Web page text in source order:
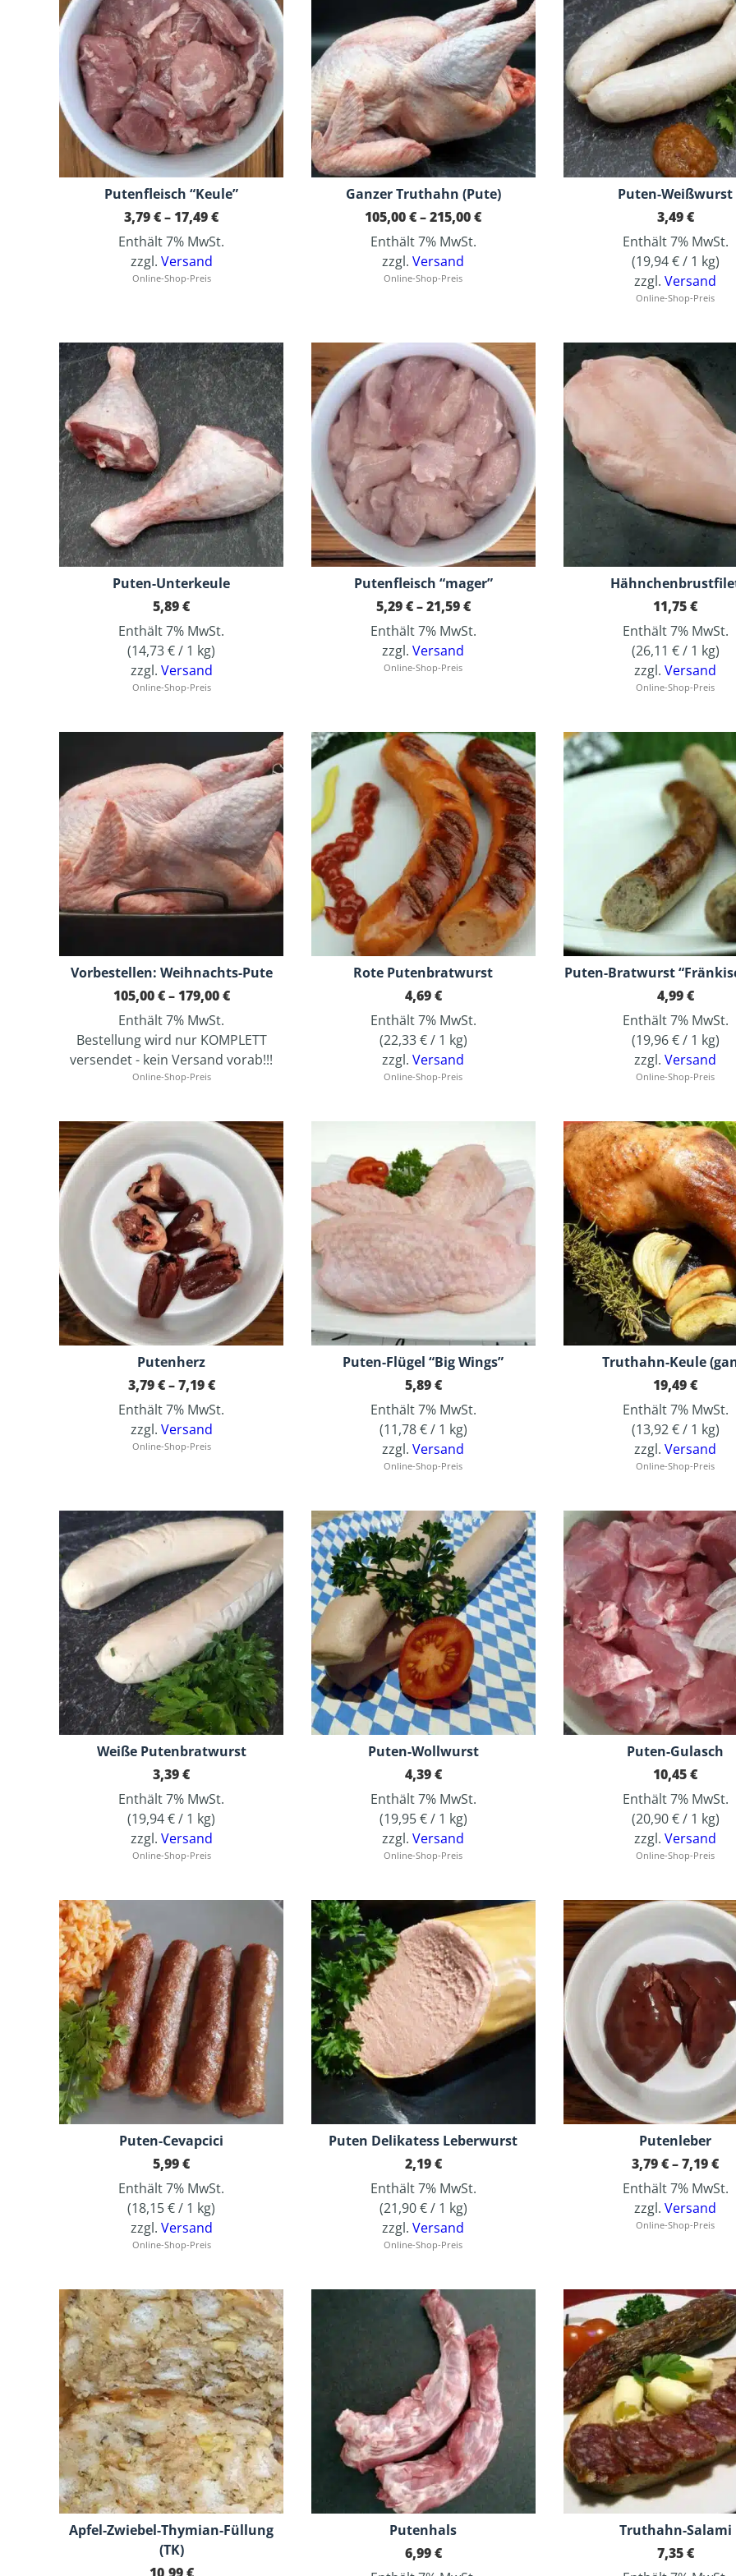
Putenfleisch “Keule”
3,79€– 17,49€Preisspanne:
bis
Enthält 7% MwSt.
zzgl. Versand
Online-Shop-Preis
Ganzer Truthahn (Pute)
105,00€–215,00€Preisspanne:
Enthält 7% MwSt.
zzgl.Versand
Online-Shop-Preis
Puten-Weißwurst
3,49€
Enthält 7% MwSt.
(19,94€/ 1 kg)
zzgl.Versand
Online-Shop-Preis
Puten-Unterkeule
5,89€
Enthält 7% MwSt.
(14,73€/ 1 kg)
zzgl. Versand
Online-Shop-Preis
Dieses Produkt weist mehrere Varianten auf. Die Optionen können auf der Produktseite gewählt werden
Putenfleisch “mager”
5,29€–21,59€Preisspanne:
bis
Enthält 7% MwSt.
zzgl.Versand
Online-Shop-Preis
11,75€
Enthält 7% MwSt.
(26,11 €/ 1 kg)
zzgl.Versand
Online-Shop-Preis
Dieses Produkt weist mehrere Varianten auf. Die Optionen können auf der Produktseite gewählt werden
Vorbestellen: Weihnachts-Pute
105,00€ – 179,00€Preisspanne:
179,00 €
Enthält 7% MwSt.
Bestellung wird nur KOMPLETT
versendet - kein Versand vorab!!!
Online-Shop-Preis
Rote Putenbratwurst
4,69€
Enthält 7% MwSt.
(22,33€/ 1 kg)
zzgl.Versand
Online-Shop-Preis
Puten-Bratwurst
4,99€
Enthält 7% MwSt.
(19,96€/ 1 kg)
zzgl.Versand
Online-Shop-Preis
Dieses Produkt weist mehrere Varianten auf. Die Optionen können auf der Produktseite gewählt werden
Putenherz
3,79€ –7,19€Preisspanne:
bis
Enthält 7% MwSt.
zzgl. Versand
Online-Shop-Preis
Puten-Flügel “Big Wings”
5,89€
Enthält 7% MwSt.
(11,78€/ 1 kg)
zzgl.Versand
Online-Shop-Preis
Truthahn-Keule
19,49€
Enthält 7% MwSt.
(13,92€/ 1 kg)
zzgl.Versand
Online-Shop-Preis
Weiße Putenbratwurst
3,39€
Enthält 7% MwSt.
(19,94€/ 1 kg)
zzgl. Versand
Online-Shop-Preis
Puten-Wollwurst
4,39€
Enthält 7% MwSt.
(19,95€/ 1 kg)
zzgl.Versand
Online-Shop-Preis
Puten-Gulasch
10,45€
Enthält 7% MwSt.
(20,90€/ 1 kg)
zzgl.Versand
Online-Shop-Preis
Puten-Cevapcici
5,99€
Enthält 7% MwSt.
(18,15€/ 1 kg)
zzgl. Versand
Online-Shop-Preis
Puten Delikatess Leberwurst
2,19€
Enthält 7% MwSt.
(21,90€/ 1 kg)
zzgl.Versand
Online-Shop-Preis
Dieses Produkt weist mehrere Varianten auf. Die Optionen können auf der Produktseite gewählt werden
Putenleber
3,79€–7,19€
Enthält 7% MwSt.
zzgl.Versand
Online-Shop-Preis
Apfel-Zwiebel-Thymian-Füllung
(TK)
Putenhals
6,99€
Truthahn-Salami
7,35€